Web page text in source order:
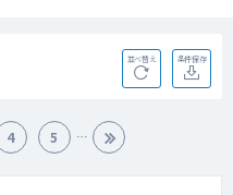
並べ替え 条件保存
4 5